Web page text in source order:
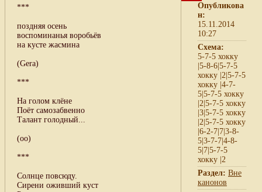
***
поздняя осень
воспоминанья воробьёв
на кусте жасмина
(Gera)
***
На голом клёне
Поёт самозабвенно
Талант голодный...
(оо)
***
Солнце повсюду.
Сирени оживший куст
Опубликова
н:
15.11.2014
10:27
Схема:
5-7-5 хокку
|5-8-6|5-7-5
хокку |2|5-7-5
хокку |4-7-
5|5-7-5 хокку
|2|5-7-5 хокку
|3|5-7-5 хокку
|2|5-7-5 хокку
|6-2-7|7|3-8-
5|3-7-7|4-8-
5|7|5-7-5
хокку |2
Раздел: Вне
канонов